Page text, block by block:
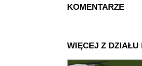
KOMENTARZE
WIĘCEJ Z DZIAŁU